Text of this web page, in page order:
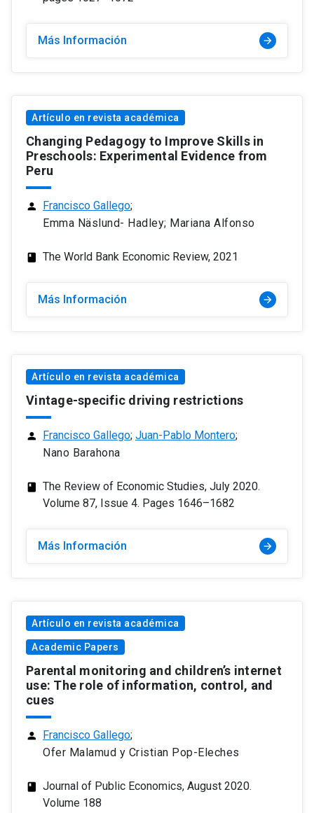
Más Información arrow_forward
Artículo en revista académica
Changing Pedagogy to Improve Skills in
Preschools: Experimental Evidence from
Peru
person Francisco Gallego;
Emma Näslund- Hadley; Mariana Alfonso
class The World Bank Economic Review, 2021
Más Información arrow_forward
Artículo en revista académica
Vintage-specific driving restrictions
person Francisco Gallego; Juan-Pablo Montero;
Nano Barahona
class
The Review of Economic Studies, July 2020.
Volume 87, Issue 4. Pages 1646–1682
Más Información arrow_forward
Artículo en revista académica
Academic Papers
Parental monitoring and children’s internet
use: The role of information, control, and
cues
person Francisco Gallego;
Ofer Malamud y Cristian Pop-Eleches
class
Journal of Public Economics, August 2020.
Volume 188